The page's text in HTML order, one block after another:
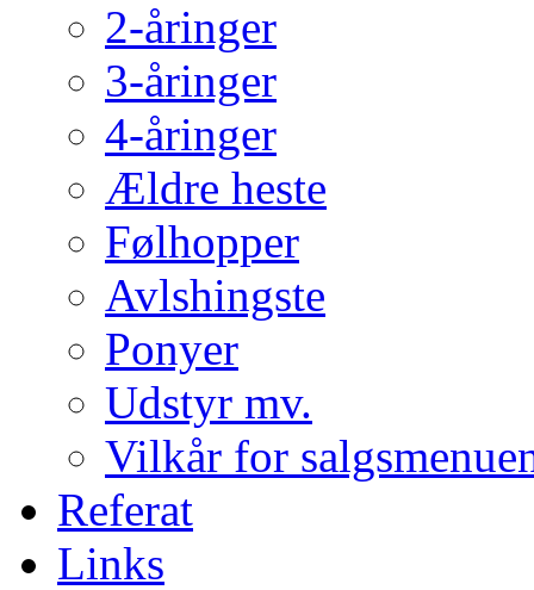
2-åringer
3-åringer
4-åringer
Ældre heste
Følhopper
Avlshingste
Ponyer
Udstyr mv.
Vilkår for
Referat
Links